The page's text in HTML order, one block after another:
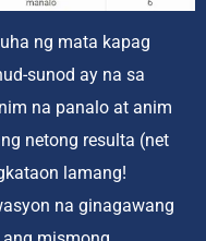
ng mata kapag
sunod ay na sa
na panalo at anim
netong resulta (net
lamang!
na ginagawang